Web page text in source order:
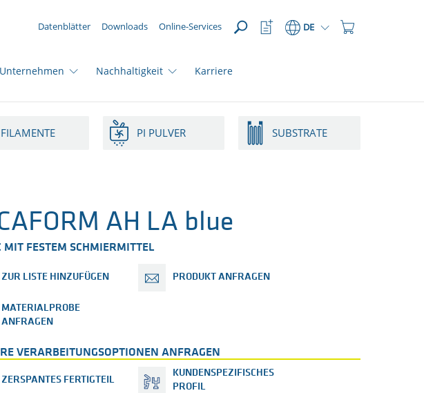
Datenblätter Downloads Online-Services
Einkaufswagen
DE
Watchlist
Button
Unternehmen Nachhaltigkeit
Karriere
FILAMENTE PI PULVER SUBSTRATE
AH LA blue
MIT FESTEM SCHMIERMITTEL
ZUR LISTE HINZUFÜGEN PRODUKT ANFRAGEN
MATERIALPROBE
ANFRAGEN
VERARBEITUNGSOPTIONEN ANFRAGEN
ZERSPANTES FERTIGTEIL
KUNDENSPEZIFISCHES
PROFIL